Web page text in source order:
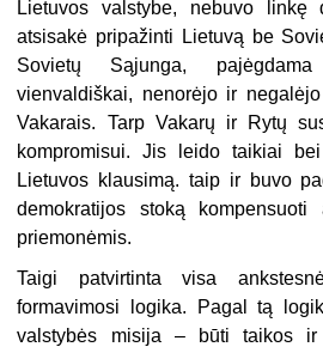
Lietuvos valstybe, nebuvo linkę
atsisakė pripažinti Lietuvą be
Sovietų Sąjunga,
vienvaldiškai, nenorėjo ir
Vakarais. Tarp Vakarų ir Rytų
kompromisui. Jis leido taikiai
Lietuvos klausimą. taip ir buvo
demokratijos stoką
priemonėmis.
Taigi patvirtinta visa
formavimosi logika. Pagal tą
valstybės misija – būti taikos ir